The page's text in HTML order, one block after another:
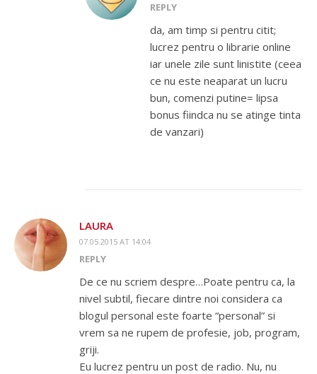
REPLY
da, am timp si pentru citit;
lucrez pentru o librarie online
iar unele zile sunt linistite (ceea
ce nu este neaparat un lucru
bun, comenzi putine= lipsa
bonus fiindca nu se atinge tinta
de vanzari)
LAURA
07.05.2015 AT 14:04
REPLY
De ce nu scriem despre…Poate pentru ca, la
nivel subtil, fiecare dintre noi considera ca
blogul personal este foarte “personal” si
vrem sa ne rupem de profesie, job, program,
griji.
Eu lucrez pentru un post de radio. Nu, nu